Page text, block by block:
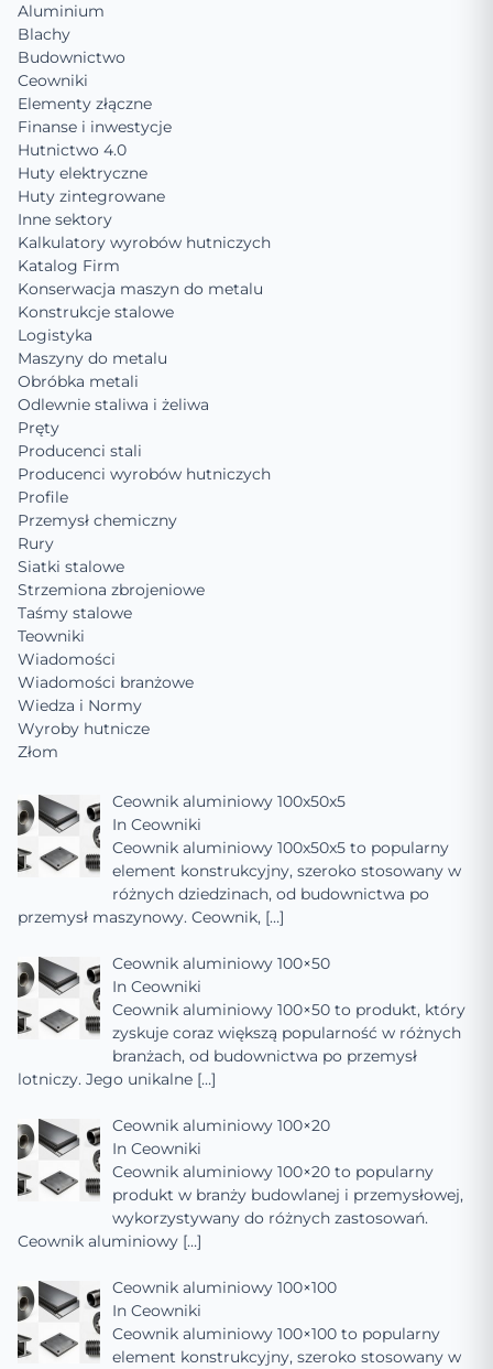
Aluminium
Blachy
Budownictwo
Ceowniki
Elementy złączne
Finanse i inwestycje
Hutnictwo 4.0
Huty elektryczne
Huty zintegrowane
Inne sektory
Kalkulatory wyrobów hutniczych
Katalog Firm
Konserwacja maszyn do metalu
Konstrukcje stalowe
Logistyka
Maszyny do metalu
Obróbka metali
Odlewnie staliwa i żeliwa
Pręty
Producenci stali
Producenci wyrobów hutniczych
Profile
Przemysł chemiczny
Rury
Siatki stalowe
Strzemiona zbrojeniowe
Taśmy stalowe
Teowniki
Wiadomości
Wiadomości branżowe
Wiedza i Normy
Wyroby hutnicze
Złom
Ceownik aluminiowy 100x50x5
In Ceowniki
Ceownik aluminiowy 100x50x5 to popularny
element konstrukcyjny, szeroko stosowany w
różnych dziedzinach, od budownictwa po
przemysł maszynowy. Ceownik, […]
Ceownik aluminiowy 100×50
In Ceowniki
Ceownik aluminiowy 100×50 to produkt, który
zyskuje coraz większą popularność w różnych
branżach, od budownictwa po przemysł
lotniczy. Jego unikalne […]
Ceownik aluminiowy 100×20
In Ceowniki
Ceownik aluminiowy 100×20 to popularny
produkt w branży budowlanej i przemysłowej,
wykorzystywany do różnych zastosowań.
Ceownik aluminiowy […]
Ceownik aluminiowy 100×100
In Ceowniki
Ceownik aluminiowy 100×100 to popularny
element konstrukcyjny, szeroko stosowany w